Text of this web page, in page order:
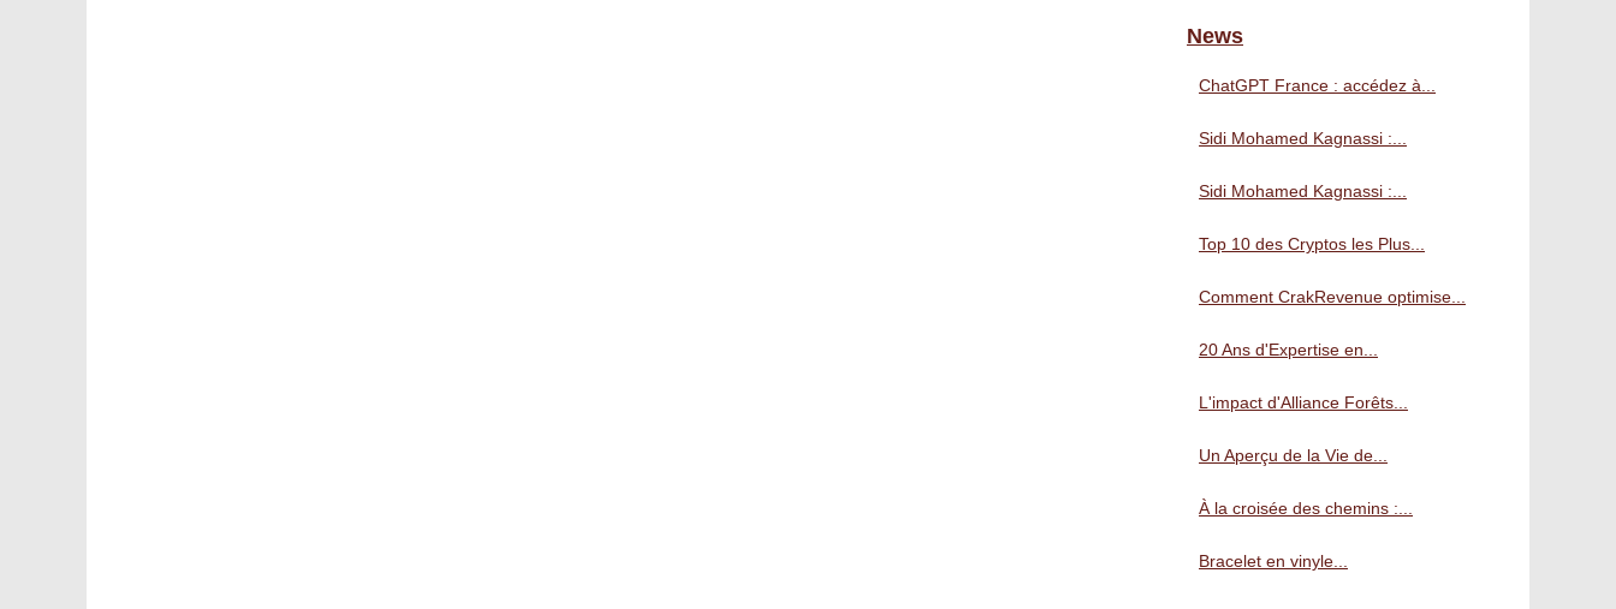
News
ChatGPT France : accédez à...
Sidi Mohamed Kagnassi :...
Sidi Mohamed Kagnassi :...
Top 10 des Cryptos les Plus...
Comment CrakRevenue optimise...
20 Ans d'Expertise en...
L'impact d'Alliance Forêts...
Un Aperçu de la Vie de...
À la croisée des chemins :...
Bracelet en vinyle...